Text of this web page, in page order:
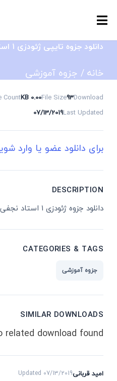
دانلود جزوه تایپی ژئودزی ۱ استاد نجفی
خانه/ جزوه آموزشی
Download
93
File Size
0.00 KB
Count
Last Updated
07/13/2019
برای دانلود عضو یا وارد
DESCRIPTION
دانلود جزوه ژئودزی ۱ استاد نجفی
CATEGORIES & TAGS
جزوه آموزشی
SIMILAR DOWNLOADS
related download found!
امید قربانیUpdated 07/13/2019